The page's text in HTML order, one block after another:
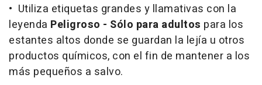
• Utiliza etiquetas grandes y llamativas con la
leyenda Peligroso - Sólo para adultos para los
estantes altos donde se guardan la lejía u otros
productos químicos, con el fin de mantener a los
más pequeños a salvo.